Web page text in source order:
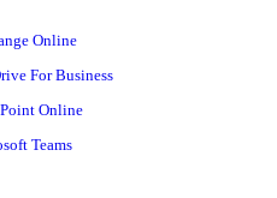
Online
For Business
Online
Teams